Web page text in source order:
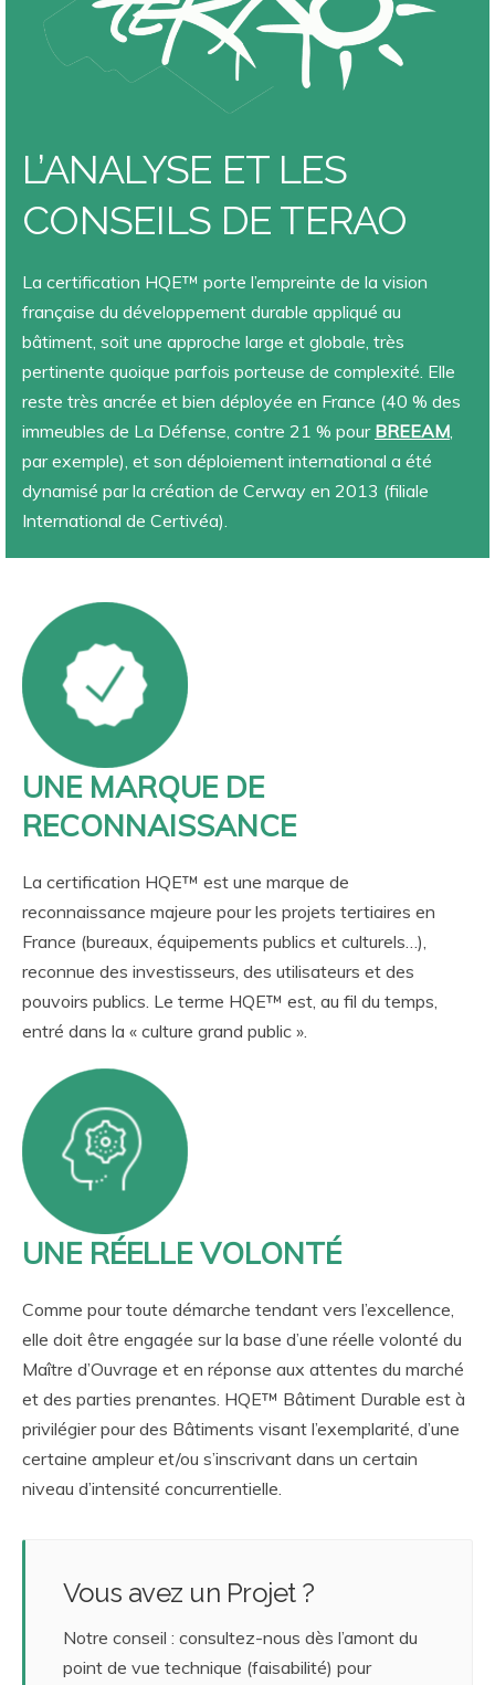
L’ANALYSE ET LES
CONSEILS DE TERAO
La certification HQE™ porte l’empreinte de la vision
française du développement durable appliqué au
bâtiment, soit une approche large et globale, très
pertinente quoique parfois porteuse de complexité. Elle
reste très ancrée et bien déployée en France (40 % des
immeubles de La Défense, contre 21 % pour BREEAM,
par exemple), et son déploiement international a été
dynamisé par la création de Cerway en 2013 (filiale
International de Certivéa).
UNE MARQUE DE
RECONNAISSANCE
La certification HQE™ est une marque de
reconnaissance majeure pour les projets tertiaires en
France (bureaux, équipements publics et culturels…),
reconnue des investisseurs, des utilisateurs et des
pouvoirs publics. Le terme HQE™ est, au fil du temps,
entré dans la « culture grand public ».
UNE RÉELLE VOLONTÉ
Comme pour toute démarche tendant vers l’excellence,
elle doit être engagée sur la base d’une réelle volonté du
Maître d’Ouvrage et en réponse aux attentes du marché
et des parties prenantes. HQE™ Bâtiment Durable est à
privilégier pour des Bâtiments visant l’exemplarité, d’une
certaine ampleur et/ou s’inscrivant dans un certain
niveau d’intensité concurrentielle.
Vous avez un Projet ?
Notre conseil : consultez-nous dès l’amont du
point de vue technique (faisabilité) pour